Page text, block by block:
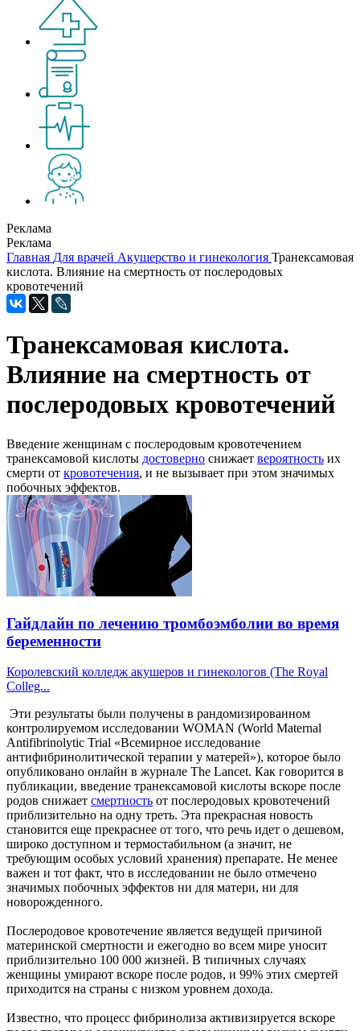
Реклама
Реклама
Главная Для врачей Акушерство и гинекология Транексамовая
кислота. Влияние на смертность от послеродовых
кровотечений
Транексамовая кислота.
Влияние на смертность от
послеродовых кровотечений
Введение женщинам с послеродовым кровотечением
транексамовой кислоты достоверно снижает вероятность их
смерти от кровотечения, и не вызывает при этом значимых
побочных эффектов.
Гайдлайн по лечению тромбоэмболии во время
беременности
Королевский колледж акушеров и гинекологов (The Royal
Colleg...
Эти результаты были получены в рандомизированном
контролируемом исследовании WOMAN (World Maternal
Antifibrinolytic Trial «Всемирное исследование
антифибринолитической терапии у матерей»), которое было
опубликовано онлайн в журнале The Lancet. Как говорится в
публикации, введение транексамовой кислоты вскоре после
родов снижает смертность от послеродовых кровотечений
приблизительно на одну треть. Эта прекрасная новость
становится еще прекраснее от того, что речь идет о дешевом,
широко доступном и термостабильном (а значит, не
требующим особых условий хранения) препарате. Не менее
важен и тот факт, что в исследовании не было отмечено
значимых побочных эффектов ни для матери, ни для
новорожденного.
Послеродовое кровотечение является ведущей причиной
материнской смертности и ежегодно во всем мире уносит
приблизительно 100 000 жизней. В типичных случаях
женщины умирают вскоре после родов, и 99% этих смертей
приходится на страны с низком уровнем дохода.
Известно, что процесс фибринолиза активизируется вскоре